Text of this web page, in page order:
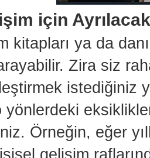
için
kitapları ya da
Zira siz
istediğiniz
yönlerdeki
Örneğin, eğer